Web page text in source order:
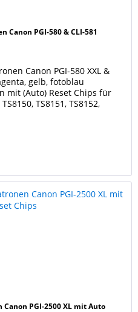
PGI-580 & CLI-581
Canon PGI-580 XXL &
gelb, fotoblau
mit (Auto) Reset Chips für
TS8151, TS8152,
TS8352, TS9100, TS9120,
PGI-2500 XL mit Auto